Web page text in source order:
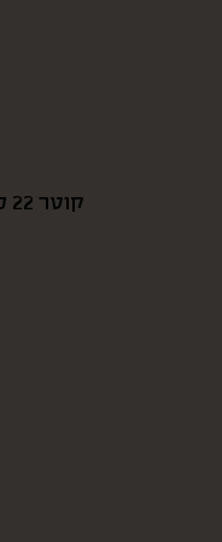
קוטר 22 ס”מ, גובה 10 ס”מ